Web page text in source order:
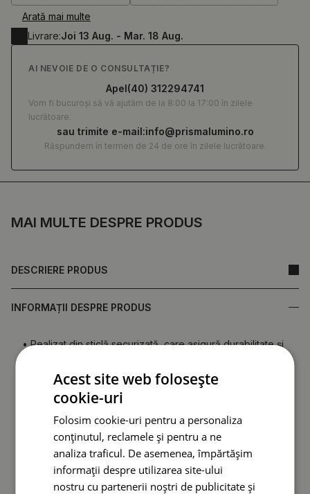
MAI MULTE DESPRE PRODUS
DESCRIERE PRODUS
INFORMAȚII DESPRE PRODUS
• Realizat din sticlă securizată, care asigură durabilitate și
Oglindă fabricată în Polonia.
• Garanție de la producător.
• Timp de livrare rapid.
Spatele oglinzii (folie de protecție) poate diferi ca
culoare față de cea prezentată în ofertă.Acest lucru nu
afectează calitatea produsului și nu constituie motiv
de reclamație.
Arată mai multe
Livrare:Joi 13 Aug. - Mar. 18 Aug.
AI NEVOIE DE O CONSULTAȚIE?
Apel(40) 312294741
Vom fi bucuroși să vă ajutăm de la 8:00 la 17:00 în zilele
lucrătoare.
sau trimite e-mail:info@prismalumino.ro
Răspundem în termen de 24 de ore în zilele lucrătoare.
Acest site web folosește
cookie-uri
Folosim cookie-uri pentru a personaliza
conținutul, reclamele și pentru a ne
analiza traficul. De asemenea, împărtășim
informații despre utilizarea site-ului
nostru cu partenerii noștri de publicitate și